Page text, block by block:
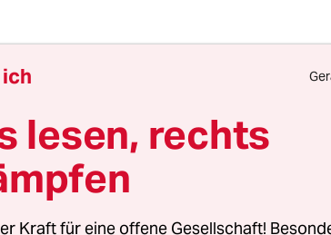
die Sonne, und vermutlich wird
Gut möglich, dass das
Planeten Erde innerhalb
nur eine kleine Episode ist,
Rolle spielt, ob die Spezies
Lebens beiträgt.
lesen, rechts
Kraft für eine offene Gesellschaft!